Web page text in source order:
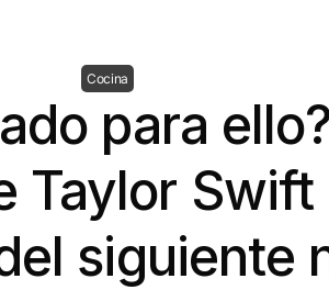
Cocina
para
Taylor Swift
siguiente